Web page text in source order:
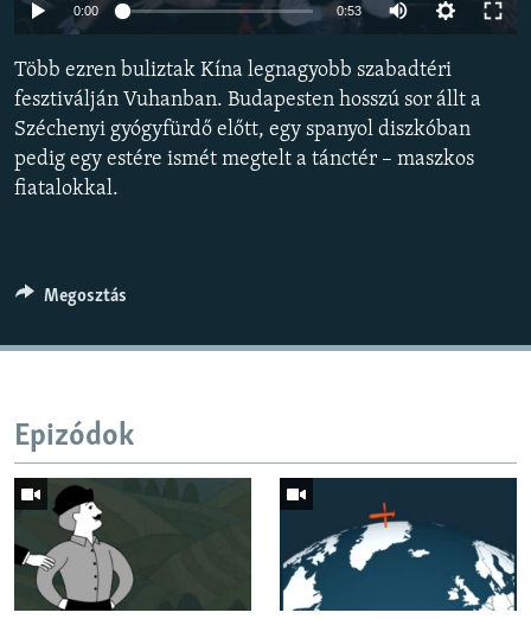
KLÍMAVÁLTOZÁS
A MÚLT TANULSÁGAI
KÖVESSEN MINKET!
Auto 360p
0:00 0:53
480p
Több ezren buliztak Kína legnagyobb szabadtéri
fesztiválján Vuhanban. Budapesten hosszú sor állt a
Széchenyi gyógyfürdő előtt, egy spanyol diszkóban
pedig egy estére ismét megtelt a tánctér – maszkos
fiatalokkal.
Megosztás
Epizódok